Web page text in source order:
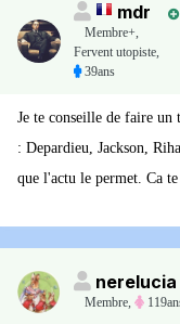
mdr
Membre+,
Fervent utopiste,
39ans
Je te conseille de faire un
: Depardieu, Jackson,
que l'actu le permet. Ca
nerelucia
Membre,